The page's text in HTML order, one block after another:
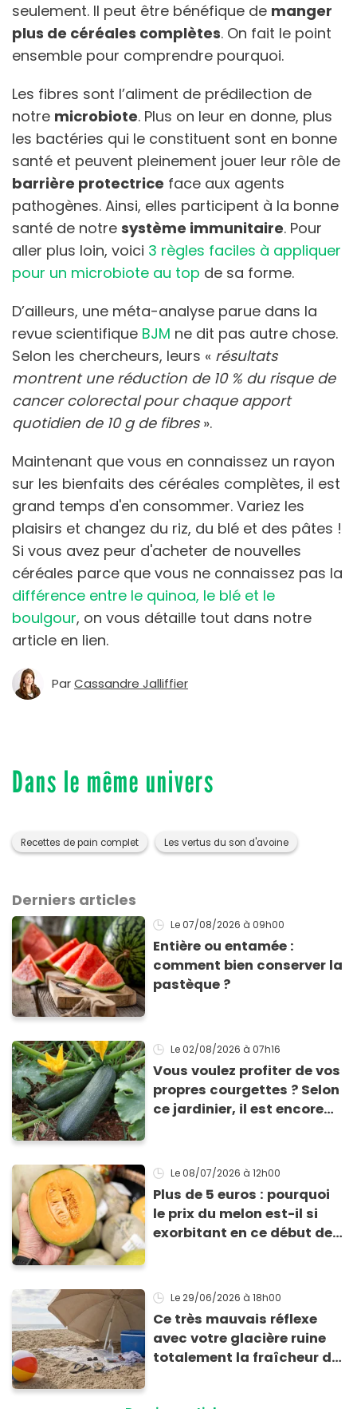
seulement. Il peut être bénéfique de manger
plus de céréales complètes. On fait le point
ensemble pour comprendre pourquoi.
Les fibres sont l’aliment de prédilection de
notre microbiote. Plus on leur en donne, plus
les bactéries qui le constituent sont en bonne
santé et peuvent pleinement jouer leur rôle de
barrière protectrice face aux agents
pathogènes. Ainsi, elles participent à la bonne
santé de notre système immunitaire. Pour
aller plus loin, voici 3 règles faciles à appliquer
pour un microbiote au top de sa forme.
D’ailleurs, une méta-analyse parue dans la
revue scientifique BJM ne dit pas autre chose.
Selon les chercheurs, leurs « résultats
montrent une réduction de 10 % du risque de
cancer colorectal pour chaque apport
quotidien de 10 g de fibres».
Maintenant que vous en connaissez un rayon
sur les bienfaits des céréales complètes, il est
grand temps d'en consommer. Variez les
plaisirs et changez du riz, du blé et des pâtes !
Si vous avez peur d'acheter de nouvelles
céréales parce que vous ne connaissez pas la
différence entre le quinoa, le blé et le
boulgour, on vous détaille tout dans notre
article en lien.
ParCassandre Jalliffier
Dans le même univers
Recettes de pain complet Les vertus du son d'avoine
Derniers articles
Le 07/08/2026 à 09h00
Entière ou entamée :
comment bien conserver la
pastèque ?
Le 02/08/2026 à 07h16
Vous voulez profiter de vos
propres courgettes ? Selon
ce jardinier, il est encore
l’été !
Le 08/07/2026 à 12h00
Plus de 5 euros : pourquoi
le prix du melon est-il si
exorbitant en ce début de
Le 29/06/2026 à 18h00
Ce très mauvais réflexe
avec votre glacière ruine
totalement la fraîcheur de